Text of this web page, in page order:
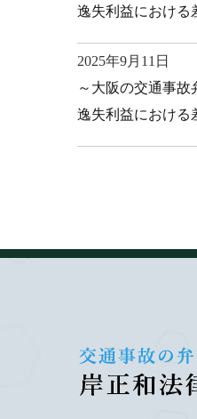
逸失利益におけ
2025年9月11日
～大阪の交通事
逸失利益における